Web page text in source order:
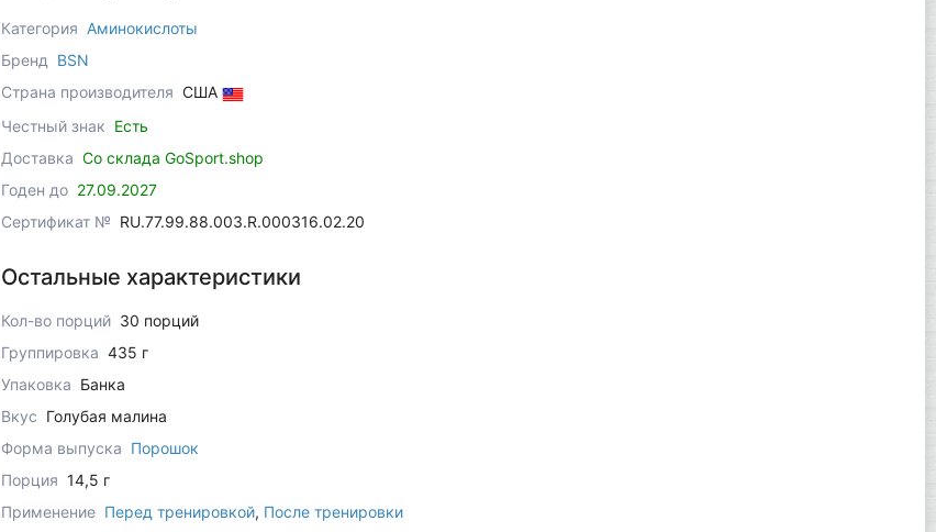
Категория Аминокислоты
Бренд BSN
Страна производителя США
Честный знак Есть
Доставка Со склада GoSport.shop
Годен до 27.09.2027
Сертификат № RU.77.99.88.003.R.000316.02.20
Остальные характеристики
Кол-во порций 30 порций
Группировка 435 г
Упаковка Банка
Вкус Голубая малина
Форма выпуска Порошок
Порция 14,5 г
Применение Перед тренировкой, После тренировки